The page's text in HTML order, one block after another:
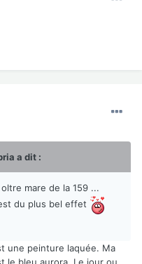
a dit :
mare de la 159 ...
du plus bel effet
une peinture laquée. Ma
le bleu aurora. Le jour ou